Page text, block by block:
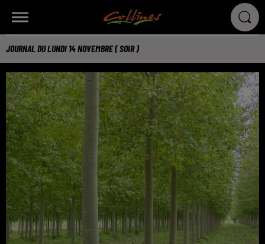
JOURNAL DU LUNDI 14 NOVEMBRE ( SOIR )